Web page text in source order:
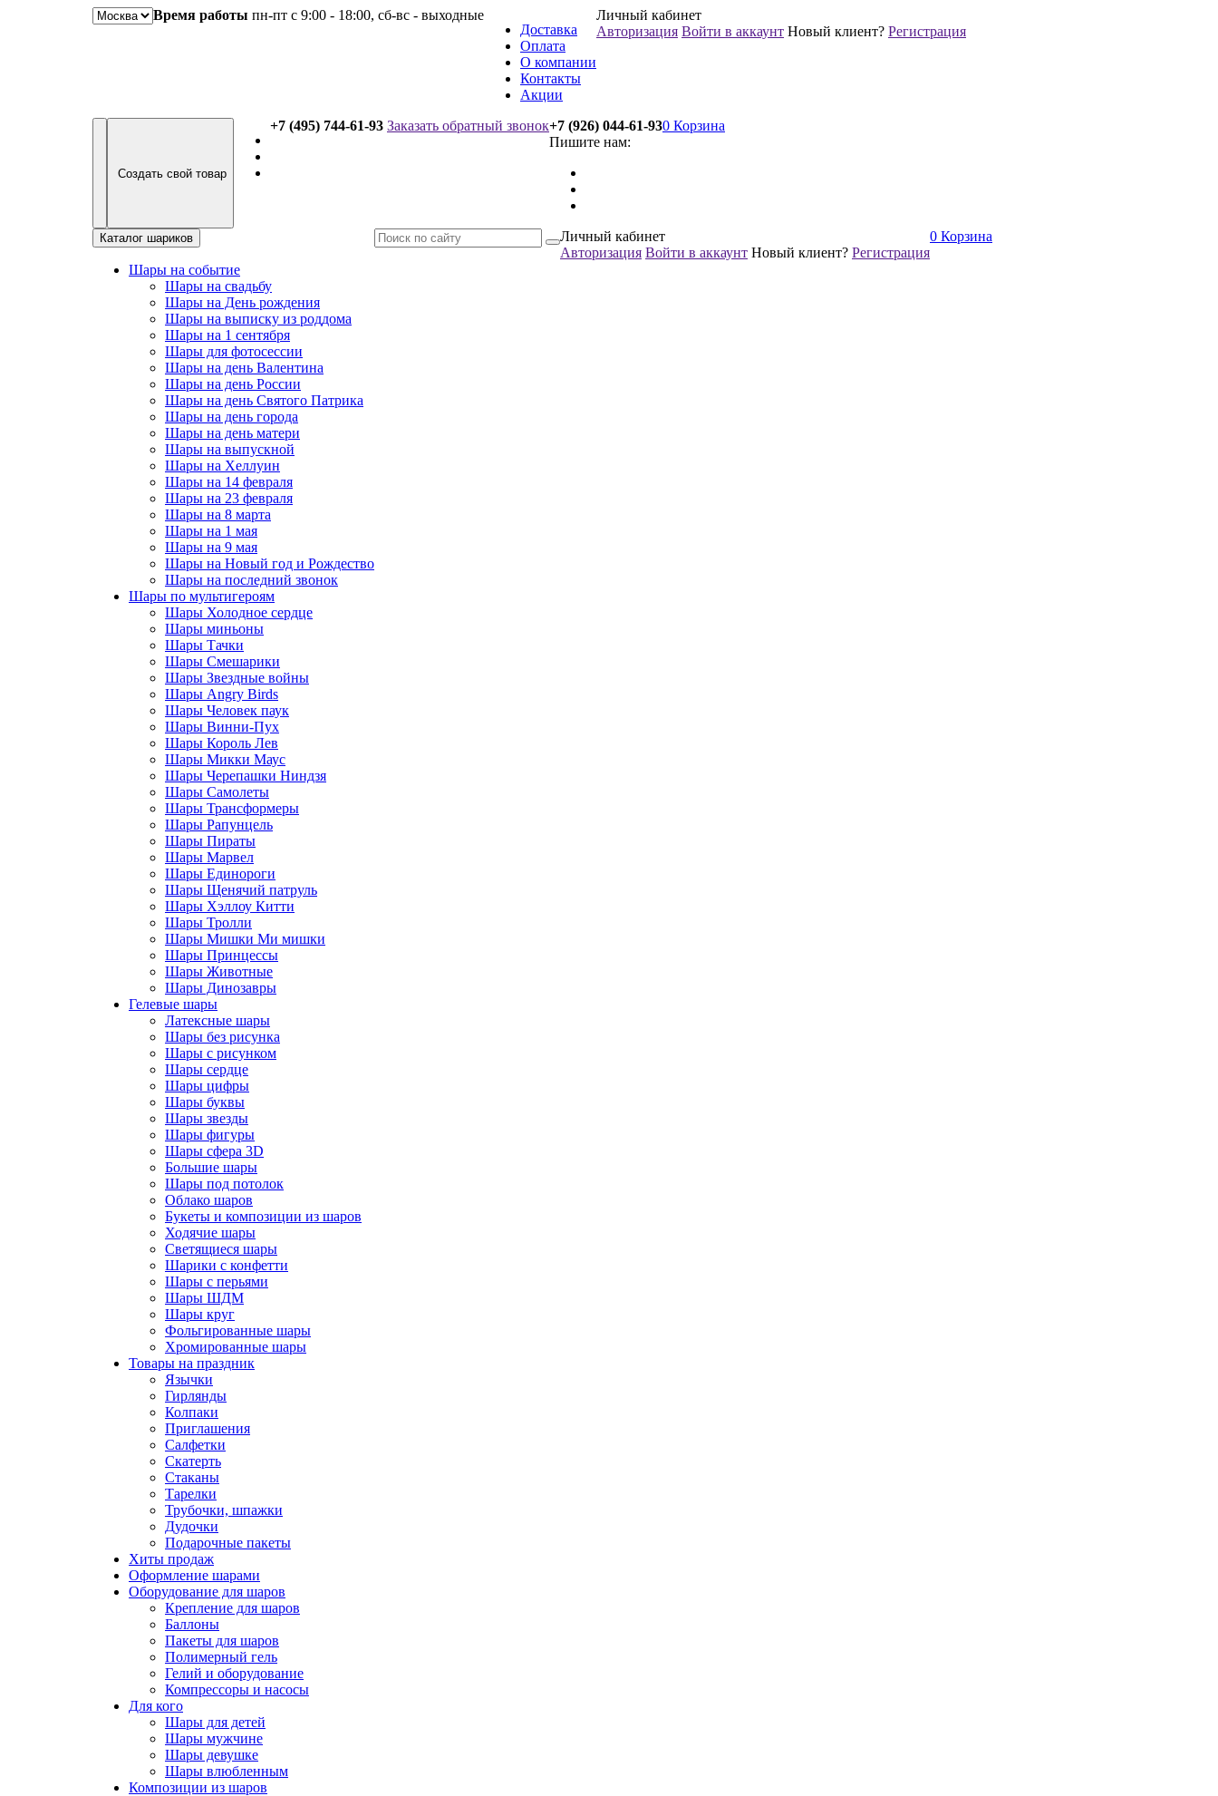
Время работы пн-пт с 9:00 - 18:00, сб-вс - выходные
Доставка
Оплата
О компании
Контакты
Акции
Личный кабинет
Авторизация Войти в аккаунт Новый клиент? Регистрация
Создать свой товар
+7 (495) 744-61-93 Заказать обратный звонок+7 (926) 044-61-93
Пишите нам:
0 Корзина
Каталог шариков
Шары на событие
Шары на свадьбу
Шары на День рождения
Шары на выписку из роддома
Шары на 1 сентября
Шары для фотосессии
Шары на день Валентина
Шары на день России
Шары на день Святого Патрика
Шары на день города
Шары на день матери
Шары на выпускной
Шары на Хеллуин
Шары на 14 февраля
Шары на 23 февраля
Шары на 8 марта
Шары на 1 мая
Шары на 9 мая
Шары на Новый год и Рождество
Шары на последний звонок
Шары по мультигероям
Шары Холодное сердце
Шары миньоны
Шары Тачки
Шары Смешарики
Шары Звездные войны
Шары Angry Birds
Шары Человек паук
Шары Винни-Пух
Шары Король Лев
Шары Микки Маус
Шары Черепашки Ниндзя
Шары Самолеты
Шары Трансформеры
Шары Рапунцель
Шары Пираты
Шары Марвел
Шары Единороги
Шары Щенячий патруль
Шары Хэллоу Китти
Шары Тролли
Шары Мишки Ми мишки
Шары Принцессы
Шары Животные
Шары Динозавры
Гелевые шары
Латексные шары
Шары без рисунка
Шары с рисунком
Шары сердце
Шары цифры
Шары буквы
Шары звезды
Шары фигуры
Шары сфера 3D
Большие шары
Шары под потолок
Облако шаров
Букеты и композиции из шаров
Ходячие шары
Светящиеся шары
Шарики с конфетти
Шары с перьями
Шары ШДМ
Шары круг
Фольгированные шары
Хромированные шары
Товары на праздник
Язычки
Гирлянды
Колпаки
Приглашения
Салфетки
Скатерть
Стаканы
Тарелки
Трубочки, шпажки
Дудочки
Подарочные пакеты
Хиты продаж
Оформление шарами
Оборудование для шаров
Крепление для шаров
Баллоны
Пакеты для шаров
Полимерный гель
Гелий и оборудование
Компрессоры и насосы
Для кого
Шары для детей
Шары мужчине
Шары девушке
Шары влюбленным
Композиции из шаров
Личный кабинет
Авторизация Войти в аккаунт Новый клиент? Регистрация
0 Корзина